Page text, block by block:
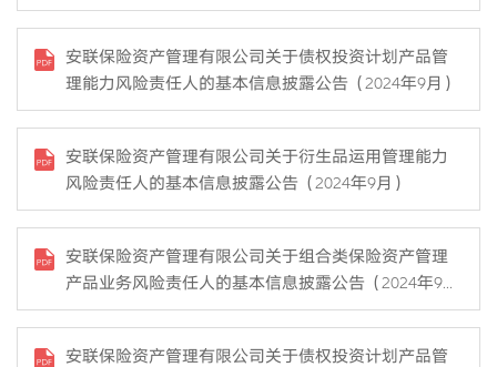
安联保险资产管理有限公司关于债权投资计划产品管
理能力风险责任人的基本信息披露公告（2024年9月）
安联保险资产管理有限公司关于衍生品运用管理能力
风险责任人的基本信息披露公告（2024年9月）
安联保险资产管理有限公司关于组合类保险资产管理
产品业务风险责任人的基本信息披露公告（2024年9
月）
安联保险资产管理有限公司关于债权投资计划产品管